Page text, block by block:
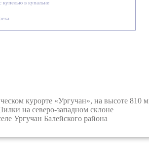
купелью в купальне
курорте «Ургучан», на высоте 810 м
на северо-западном склоне
Ургучан Балейского района